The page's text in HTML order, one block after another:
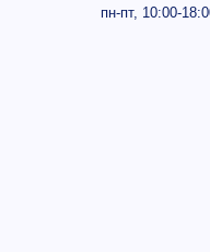
пн-пт, 10:00-